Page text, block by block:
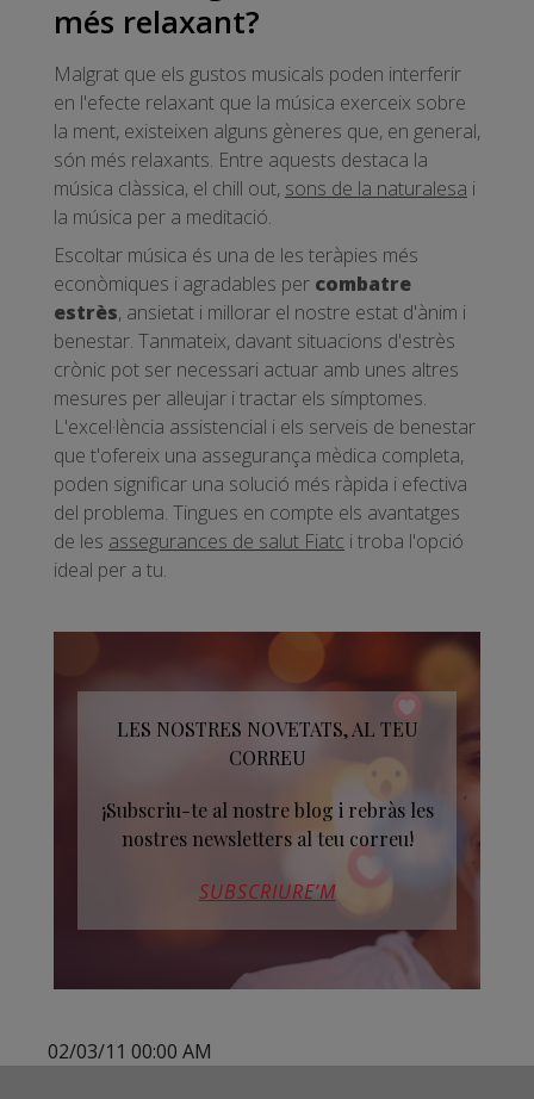
més relaxant?
Malgrat que els gustos musicals poden interferir
en l'efecte relaxant que la música exerceix sobre
la ment, existeixen alguns gèneres que, en general,
són més relaxants. Entre aquests destaca la
música clàssica, el chill out, sons de la naturalesa i
la música per a meditació.
Escoltar música és una de les teràpies més
econòmiques i agradables per combatre
estrès, ansietat i millorar el nostre estat d'ànim i
benestar. Tanmateix, davant situacions d'estrès
crònic pot ser necessari actuar amb unes altres
mesures per alleujar i tractar els símptomes.
L'excel·lència assistencial i els serveis de benestar
que t'ofereix una assegurança mèdica completa,
poden significar una solució més ràpida i efectiva
del problema. Tingues en compte els avantatges
de les assegurances de salut Fiatc i troba l'opció
ideal per a tu.
LES NOSTRES NOVETATS, AL TEU
CORREU
¡Subscriu-te al nostre blog i rebràs les
nostres newsletters al teu correu!
SUBSCRIURE’M
02/03/11 00:00 AM